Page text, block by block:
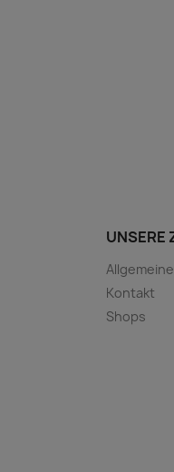
UNSERE
Kontakt
Shops